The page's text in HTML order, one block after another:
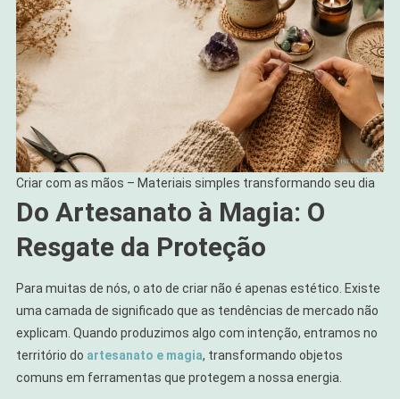
Criar com as mãos – Materiais simples transformando seu dia
Do Artesanato à Magia: O
Resgate da Proteção
Para muitas de nós, o ato de criar não é apenas estético. Existe
uma camada de significado que as tendências de mercado não
explicam. Quando produzimos algo com intenção, entramos no
território do artesanato e magia, transformando objetos
comuns em ferramentas que protegem a nossa energia.